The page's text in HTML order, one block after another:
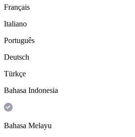
Français
Italiano
Português
Deutsch
Türkçe
Bahasa Indonesia
Bahasa Melayu